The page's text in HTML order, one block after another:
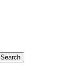
Search